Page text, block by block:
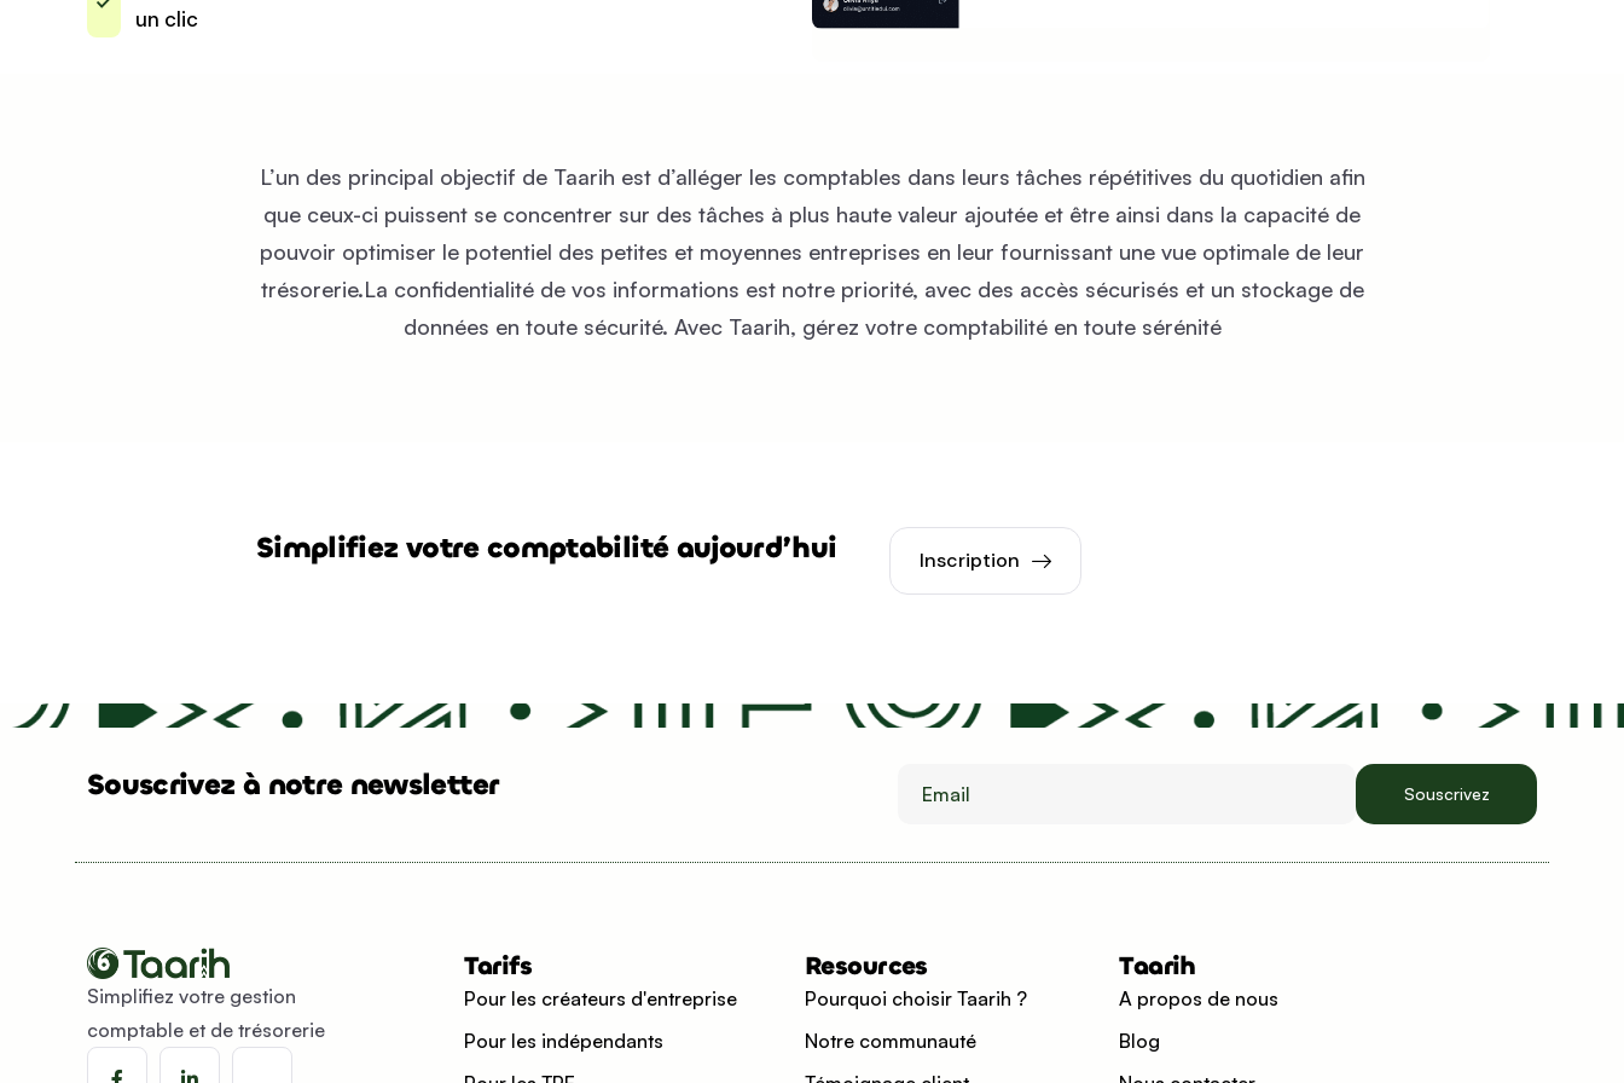
un clic
L’un des principal objectif de Taarih est d’alléger les comptables dans leurs tâches répétitives du quotidien afin
que ceux-ci puissent se concentrer sur des tâches à plus haute valeur ajoutée et être ainsi dans la capacité de
pouvoir optimiser le potentiel des petites et moyennes entreprises en leur fournissant une vue optimale de leur
trésorerie.La confidentialité de vos informations est notre priorité, avec des accès sécurisés et un stockage de
données en toute sécurité. Avec Taarih, gérez votre comptabilité en toute sérénité
Simplifiez votre comptabilité aujourd’hui Inscription
Souscrivez à notre newsletter Email
Simplifiez votre gestion
comptable et de trésorerie
Tarifs
Pour les créateurs d'entreprise
Pour les indépendants
Resources
Pourquoi choisir Taarih ?
Notre communauté
Taarih
A propos de nous
Blog